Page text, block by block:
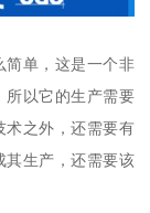
简单，这是一个非
所以它的生产需要
术之外，还需要有
其生产，还需要该